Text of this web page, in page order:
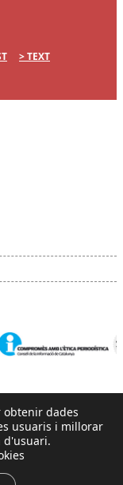
TEXT
obtenir dades
usuaris i millorar
d'usuari.